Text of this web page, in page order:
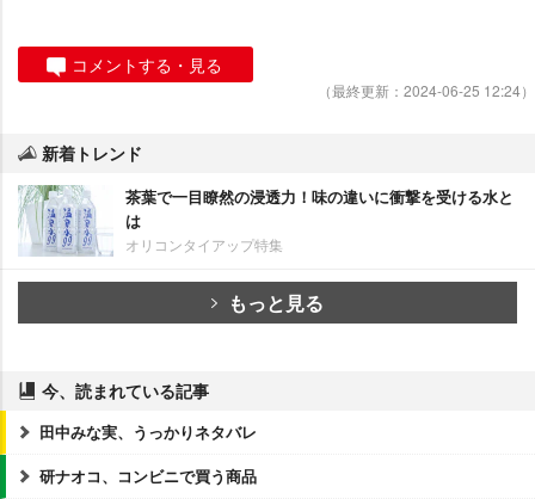
コメントする・見る
（最終更新：2024-06-25 12:24）
新着トレンド
茶葉で一目瞭然の浸透力！味の違いに衝撃を受ける水と
は
オリコンタイアップ特集
もっと見る
今、読まれている記事
田中みな実、うっかりネタバレ
研ナオコ、コンビニで買う商品